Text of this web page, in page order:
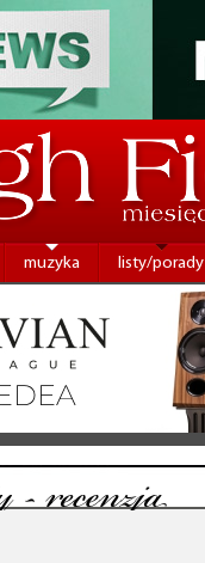
muzyka listy/porady
- recenzja